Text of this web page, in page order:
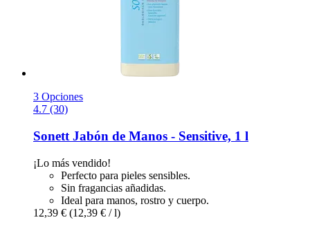
3 Opciones
4.7 (30)
Sonett Jabón de Manos -​ Sensitive, 1 l
¡Lo más vendido!
Perfecto para pieles sensibles.
Sin fragancias añadidas.
Ideal para manos, rostro y cuerpo.
12,39 € (12,39 € / l)